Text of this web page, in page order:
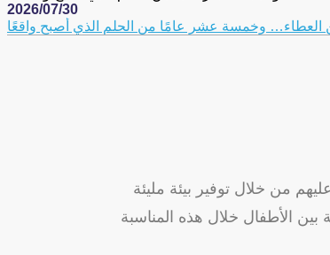
2026/07/30
من خلال توفير بيئة مليئة
بين الأطفال خلال هذه المناسبة